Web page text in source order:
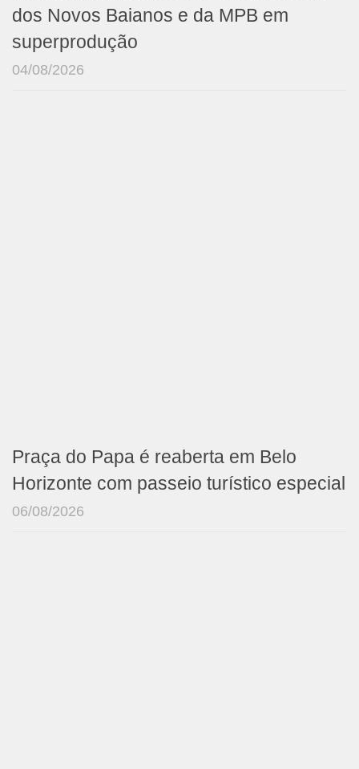
dos Novos Baianos e da MPB em
superprodução
04/08/2026
Praça do Papa é reaberta em Belo
Horizonte com passeio turístico especial
06/08/2026